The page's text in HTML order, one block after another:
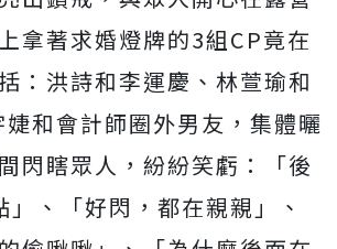
拿著求婚燈牌的3組CP竟在
：洪詩和李運慶、林萱瑜和
和會計師圈外男友，集體曬
閃瞎眾人，紛紛笑虧：「後
、「好閃，都在親親」、